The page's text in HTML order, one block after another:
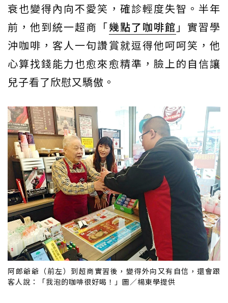
衰也變得內向不愛笑，確診輕度失智。半年
前，他到統一超商「幾點了咖啡館 」實習學
沖咖啡，客人一句讚賞就逗得他呵呵笑，他
心算找錢能力也愈來愈精準，臉上的自信讓
兒子看了欣慰又驕傲。
阿郎爺爺（前左）到超商實習後，變得外向又有自信，還會跟
客人說：「我泡的咖啡很好喝！」圖／楊東學提供